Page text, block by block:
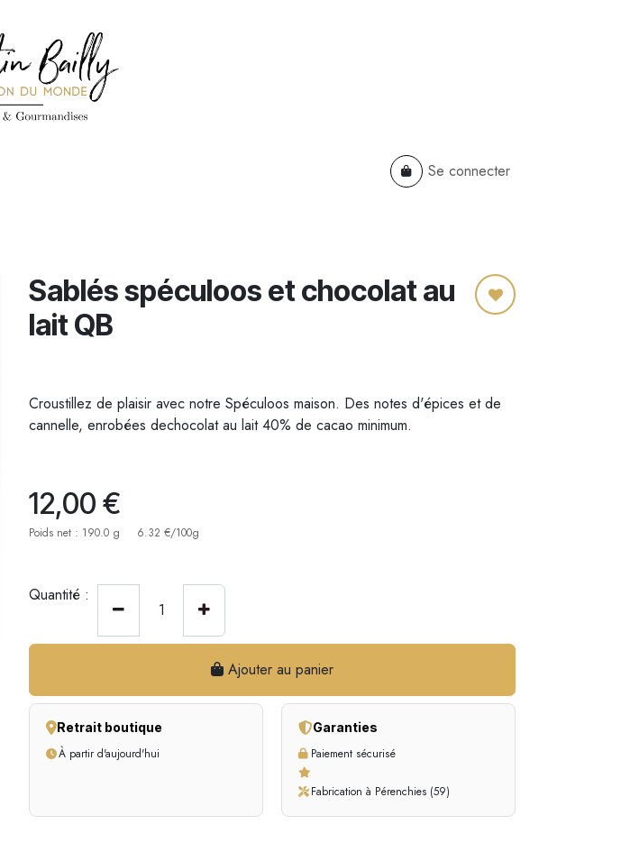
B2B Se connecter
Sablés spéculoos et chocolat au
lait QB
Croustillez de plaisir avec notre Spéculoos maison. Des notes d'épices et de
cannelle, enrobées dechocolat au lait 40% de cacao minimum.
12,00 €
Poids net : 190.0 g 6.32 €/100g
Quantité :
Ajouter au panier
Retrait boutique
À partir d'aujourd'hui
Garanties
Paiement sécurisé
Fabrication à Pérenchies (59)